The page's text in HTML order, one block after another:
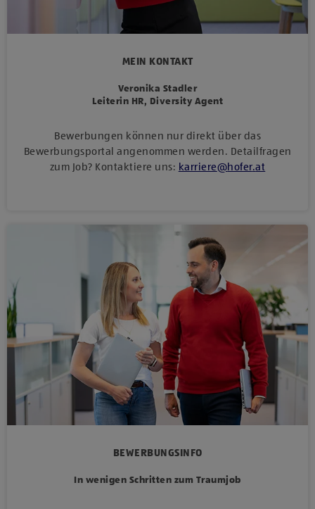
MEIN KONTAKT
Veronika Stadler
Leiterin HR, Diversity Agent
Bewerbungen können nur direkt über das
Bewerbungsportal angenommen werden. Detailfragen
zum Job? Kontaktiere uns: karriere@hofer.at
BEWERBUNGSINFO
In wenigen Schritten zum Traumjob